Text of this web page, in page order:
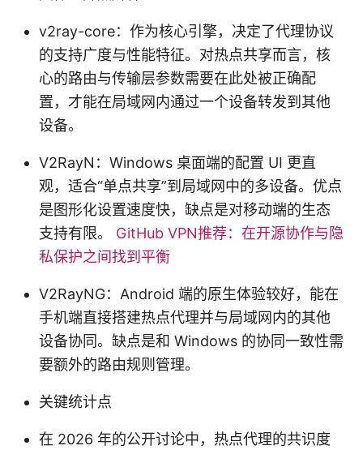
v2ray-core：作为核心引擎，决定了代理协议
的支持广度与性能特征。对热点共享而言，核
心的路由与传输层参数需要在此处被正确配
置，才能在局域网内通过一个设备转发到其他
设备。
V2RayN：Windows 桌面端的配置 UI 更直
观，适合“单点共享”到局域网中的多设备。优点
是图形化设置速度快，缺点是对移动端的生态
支持有限。 GitHub VPN推荐：在开源协作与隐
私保护之间找到平衡
V2RayNG：Android 端的原生体验较好，能在
手机端直接搭建热点代理并与局域网内的其他
设备协同。缺点是和 Windows 的协同一致性需
要额外的路由规则管理。
关键统计点
在 2026 年的公开讨论中，热点代理的共识度